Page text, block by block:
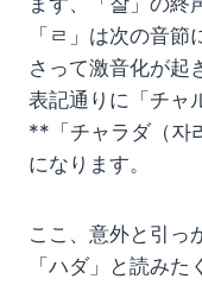
「ㄹ」は次の音
さって激音化が起
表記通りに「チャ
**「チャラダ（자
になります。
ここ、意外と引っ
「ハダ」と読み